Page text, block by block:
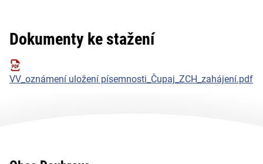
Dokumenty ke stažení
VV_oznámení uložení písemnosti_Čupaj_ZCH_zahájení.pdf